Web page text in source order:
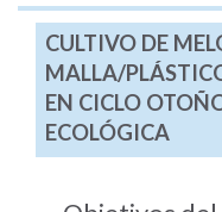
CULTIVO DE
MALLA/
EN CICLO
ECOLÓGICA